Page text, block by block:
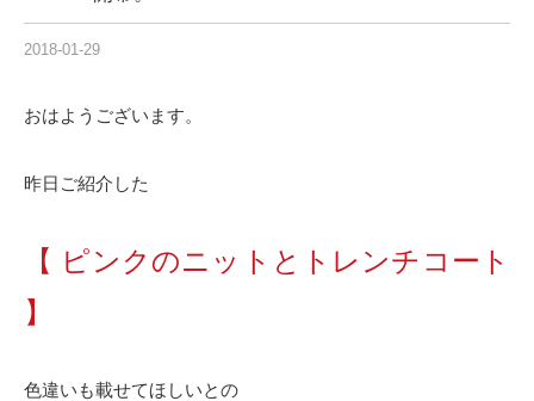
2018-01-29
おはようございます。
昨日ご紹介した
【 ピンクのニットとトレンチコート
】
色違いも載せてほしいとの